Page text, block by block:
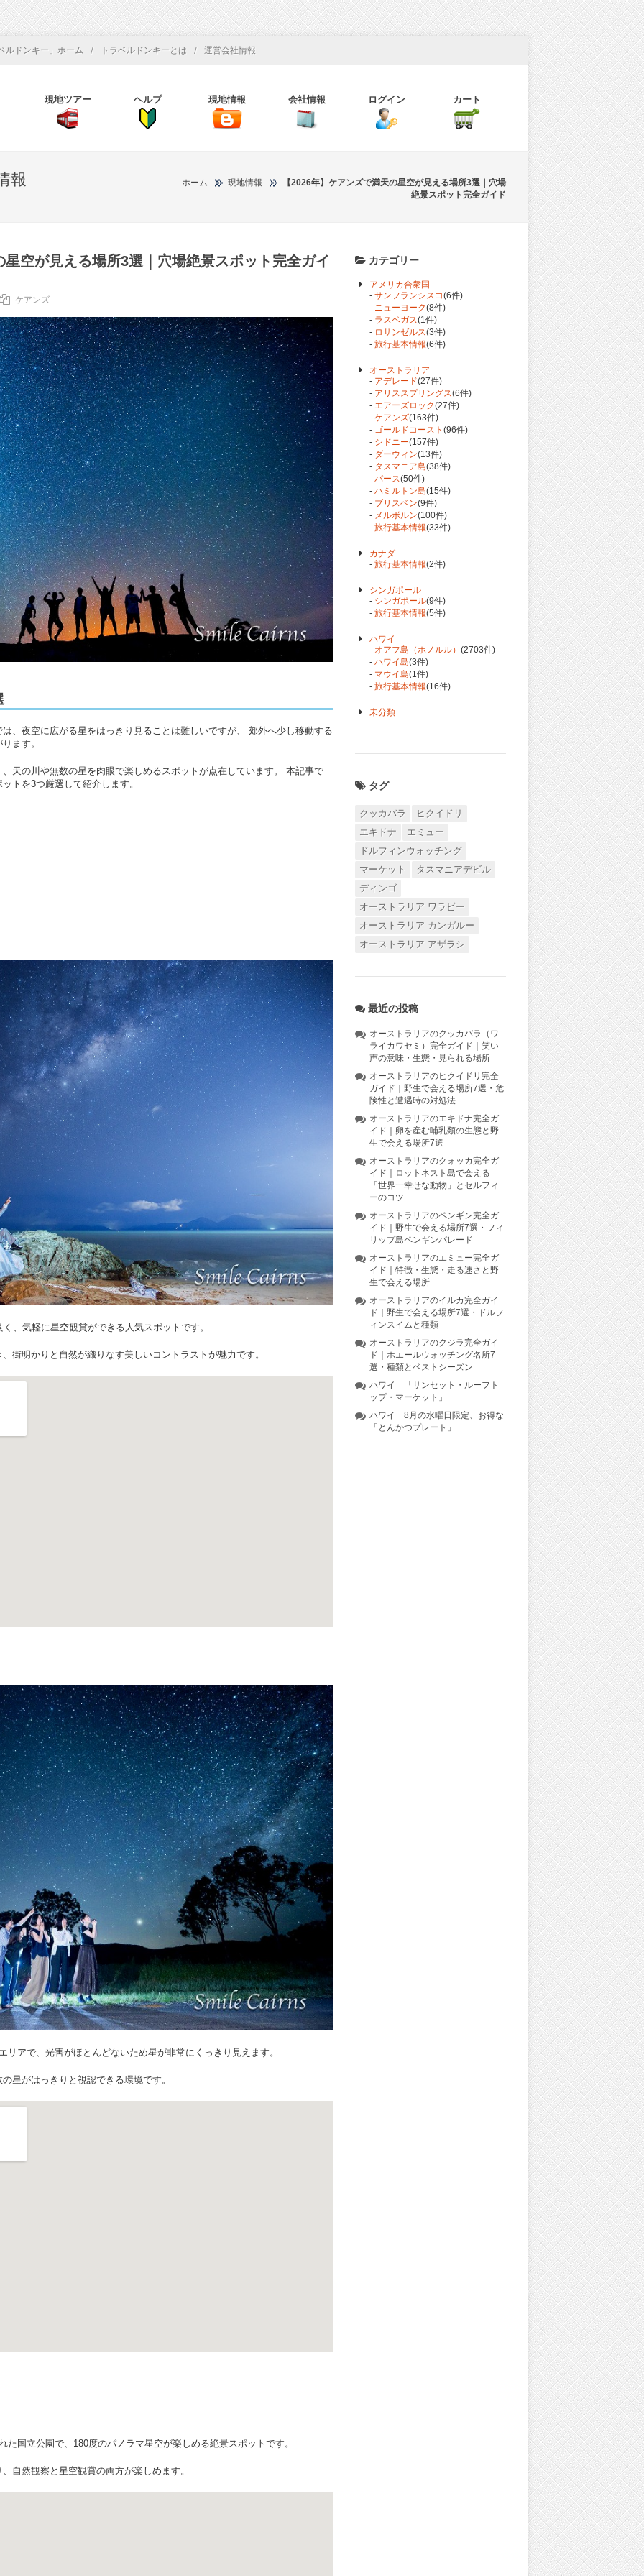
ルドンキー」ホーム / トラベルドンキーとは / 運営会社情報
現地ツアー ヘルプ 現地情報 会社情報 ログイン カート
報 ホーム 現地情報
【2026年】ケアンズで満天の星空が見える場所3選｜穴場
絶景スポット完全ガイド
空が見える場所3選｜穴場絶景スポット完全ガイ
ケアンズ
、夜空に広がる星をはっきり見ることは難しいですが、 郊外へ少し移動する
ます。
天の川や無数の星を肉眼で楽しめるスポットが点在しています。 本記事で
トを3つ厳選して紹介します。
、気軽に星空観賞ができる人気スポットです。
街明かりと自然が織りなす美しいコントラストが魅力です。
アで、光害がほとんどないため星が非常にくっきり見えます。
星がはっきりと視認できる環境です。
国立公園で、180度のパノラマ星空が楽しめる絶景スポットです。
自然観察と星空観賞の両方が楽しめます。
カテゴリー
アメリカ合衆国
- サンフランシスコ(6件)
- ニューヨーク(8件)
- ラスベガス(1件)
- ロサンゼルス(3件)
- 旅行基本情報(6件)
オーストラリア
- アデレード(27件)
- アリススプリングス(6件)
- エアーズロック(27件)
- ケアンズ(163件)
- ゴールドコースト (96件)
- シドニー(157件)
- ダーウィン(13件)
- タスマニア島(38件)
- パース(50件)
- ハミルトン島(15件)
- ブリスベン(9件)
- メルボルン(100件)
- 旅行基本情報(33件)
カナダ
- 旅行基本情報(2件)
シンガポール
- シンガポール(9件)
- 旅行基本情報(5件)
ハワイ
- オアフ島（ホノルル） (2703件)
- ハワイ島(3件)
- マウイ島(1件)
- 旅行基本情報(16件)
未分類
タグ
クッカバラ
ヒクイドリ
エキドナ
エミュー
ドルフィンウォッチング
マーケット
タスマニアデビル
ディンゴ
オーストラリア ワラビー
オーストラリア カンガルー
オーストラリア アザラシ
最近の投稿
オーストラリアのクッカバラ（ワ
ライカワセミ）完全ガイド｜笑い
声の意味・生態・見られる場所
オーストラリアのヒクイドリ完全
ガイド｜野生で会える場所7選・危
険性と遭遇時の対処法
オーストラリアのエキドナ完全ガ
イド｜卵を産む哺乳類の生態と野
生で会える場所7選
オーストラリアのクォッカ完全ガ
イド｜ロットネスト島で会える
「世界一幸せな動物」とセルフィ
ーのコツ
オーストラリアのペンギン完全ガ
イド｜野生で会える場所7選・フィ
リップ島ペンギンパレード
オーストラリアのエミュー完全ガ
イド｜特徴・生態・走る速さと野
生で会える場所
オーストラリアのイルカ完全ガイ
ド｜野生で会える場所7選・ドルフ
ィンスイムと種類
オーストラリアのクジラ完全ガイ
ド｜ホエールウォッチング名所7
選・種類とベストシーズン
ハワイ 「サンセット・ルーフト
ップ・マーケット」
ハワイ 8月の水曜日限定、お得な
「とんかつプレート」